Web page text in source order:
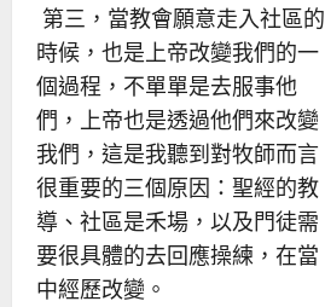
第三，當教會願意走入社區的
時候，也是上帝改變我們的一
個過程，不單單是去服事他
們，上帝也是透過他們來改變
我們，這是我聽到對牧師而言
很重要的三個原因：聖經的教
導、社區是禾場，以及門徒需
要很具體的去回應操練，在當
中經歷改變。